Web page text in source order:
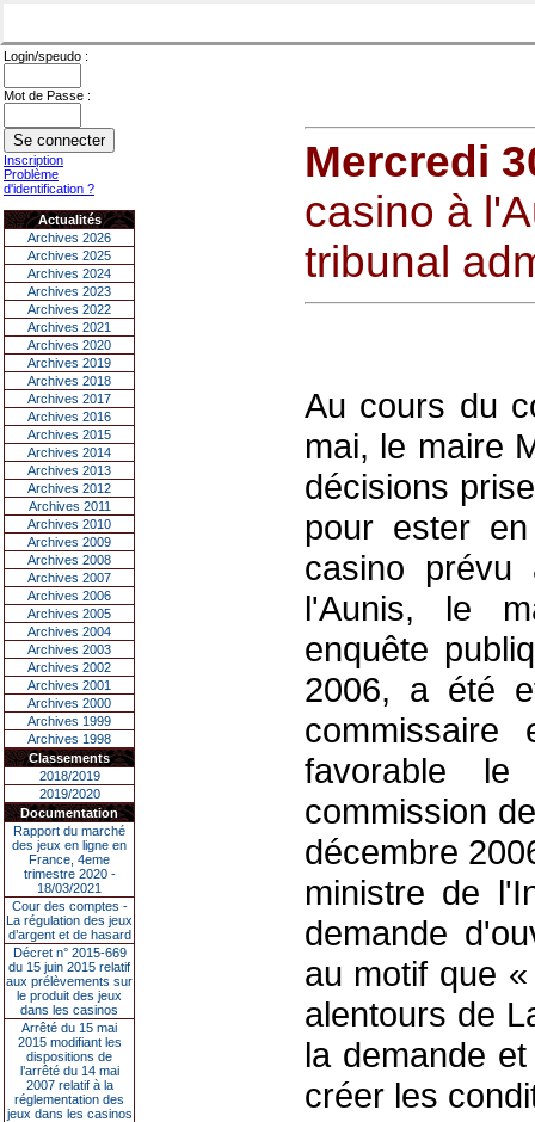
Login/speudo :
Mot de Passe :
Inscription
Problème
d'identification ?
Actualités
Archives 2026
Archives 2025
Archives 2024
Archives 2023
Archives 2022
Archives 2021
Archives 2020
Archives 2019
Archives 2018
Archives 2017
Archives 2016
Archives 2015
Archives 2014
Archives 2013
Archives 2012
Archives 2011
Archives 2010
Archives 2009
Archives 2008
Archives 2007
Archives 2006
Archives 2005
Archives 2004
Archives 2003
Archives 2002
Archives 2001
Archives 2000
Archives 1999
Archives 1998
Classements
2018/2019
2019/2020
Documentation
Rapport du marché
des jeux en ligne en
France, 4eme
trimestre 2020 -
18/03/2021
Cour des comptes -
La régulation des jeux
d’argent et de hasard
Décret n° 2015-669
du 15 juin 2015 relatif
aux prélèvements sur
le produit des jeux
dans les casinos
Arrêté du 15 mai
2015 modifiant les
dispositions de
l’arrêté du 14 mai
2007 relatif à la
réglementation des
jeux dans les casinos
Mercredi
casino à
tribunal
Au cours du
mai, le maire
décisions
pour ester
casino prévu
l'Aunis, le
enquête
2006, a été
favorable
commission
décembre
ministre de
demande
au motif que
alentours de
la demande
créer les